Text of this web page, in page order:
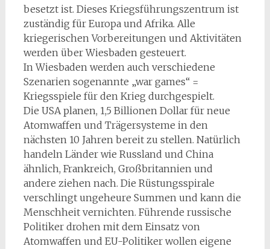
besetzt ist. Dieses Kriegsführungszentrum ist
zuständig für Europa und Afrika. Alle
kriegerischen Vorbereitungen und Aktivitäten
werden über Wiesbaden gesteuert.
In Wiesbaden werden auch verschiedene
Szenarien sogenannte „war games“ =
Kriegsspiele für den Krieg durchgespielt.
Die USA planen, 1,5 Billionen Dollar für neue
Atomwaffen und Trägersysteme in den
nächsten 10 Jahren bereit zu stellen. Natürlich
handeln Länder wie Russland und China
ähnlich, Frankreich, Großbritannien und
andere ziehen nach. Die Rüstungsspirale
verschlingt ungeheure Summen und kann die
Menschheit vernichten. Führende russische
Politiker drohen mit dem Einsatz von
Atomwaffen und EU-Politiker wollen eigene